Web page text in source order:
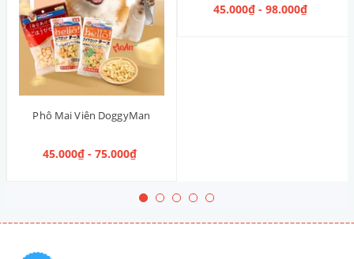
Phô Mai Viên DoggyMan
45.000₫ - 75.000₫
45.000₫ - 98.000₫